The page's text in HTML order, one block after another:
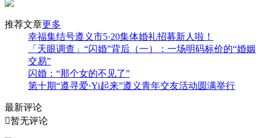
推荐文章更多
幸福集结号遵义市5·20集体婚礼招募新人啦！
「天眼调查」“闪婚”背后（一）：一场明码标价的“婚姻
交易”
闪婚：“那个女的不见了”
第十期“遵寻爱·Yi起来”遵义青年交友活动圆满举行
最新评论
暂无评论